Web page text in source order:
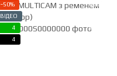
−50%
ВІДЕО
4
4